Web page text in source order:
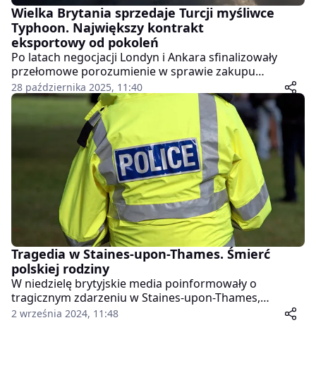
Wielka Brytania sprzedaje Turcji myśliwce
Typhoon. Największy kontrakt
eksportowy od pokoleń
Po latach negocjacji Londyn i Ankara sfinalizowały
przełomowe porozumienie w sprawie zakupu
brytyjskich myśliwców Typhoon. To pierwsze nowe
zamówienie na te maszyny od 2017 roku i – jak
podkreślają brytyjskie władze – największy eksportowy
kontrakt lotniczy od całego pokolenia.
28 października 2025, 11:40
Tragedia w Staines-upon-Thames. Śmierć
polskiej rodziny
W niedzielę brytyjskie media poinformowały o
tragicznym zdarzeniu w Staines-upon-Thames,
niedaleko Londynu, gdzie odnaleziono ciała mężczyzny
2 września 2024, 11:48